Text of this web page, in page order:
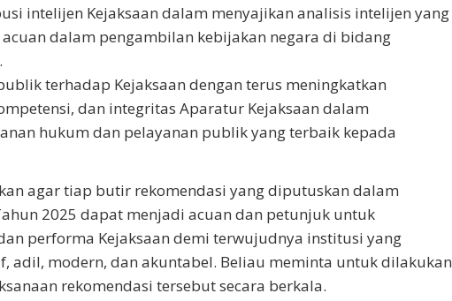
intelijen Kejaksaan dalam menyajikan analisis intelijen yang
dalam pengambilan kebijakan negara di bidang
terhadap Kejaksaan dengan terus meningkatkan
dan integritas Aparatur Kejaksaan dalam
hukum dan pelayanan publik yang terbaik kepada
agar tiap butir rekomendasi yang diputuskan dalam
2025 dapat menjadi acuan dan petunjuk untuk
performa Kejaksaan demi terwujudnya institusi yang
adil, modern, dan akuntabel. Beliau meminta untuk dilakukan
rekomendasi tersebut secara berkala.